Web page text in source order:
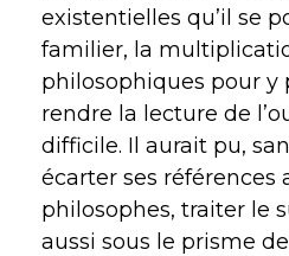
existentielles qu’il se
familier, la
philosophiques pour y
rendre la lecture de
difficile. Il aurait pu,
écarter ses références
philosophes, traiter le
aussi sous le prisme